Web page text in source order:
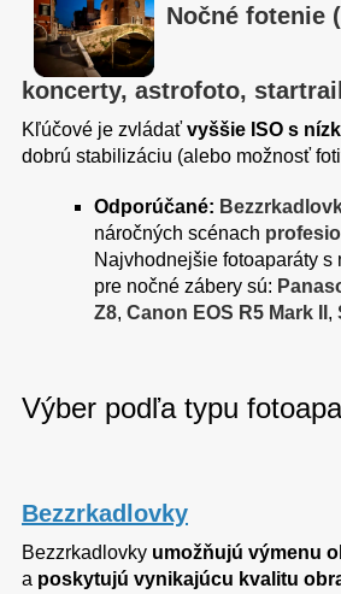
Nočné fotenie
koncerty, astrofoto,
Kľúčové je zvládať vyššie ISO s
dobrú stabilizáciu (alebo možnosť
Odporúčané:
náročných scénach
Najvhodnejšie fotoaparáty s
pre nočné zábery sú:
Z8, Canon EOS R5 Mark II ,
Výber podľa typu
Bezzrkadlovky
Bezzrkadlovky umožňujú výmenu
a poskytujú vynikajúcu kvalitu